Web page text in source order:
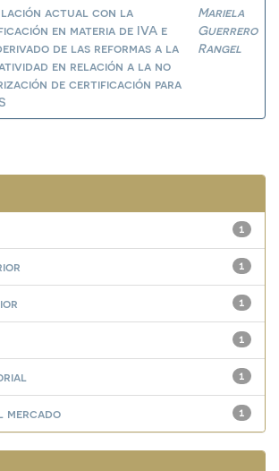
actual con la
en materia de IVA e
de las reformas a la
en relación a la no
de certificación para
Mariela
Guerrero
Rangel
1
1
1
1
1
1